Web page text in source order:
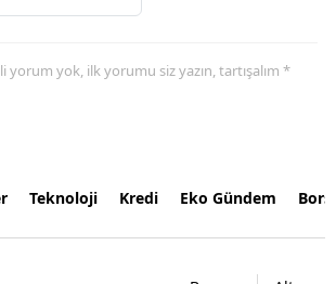
yorum yok, ilk yorumu siz yazın, tartışalım *
Teknoloji Kredi Eko Gündem